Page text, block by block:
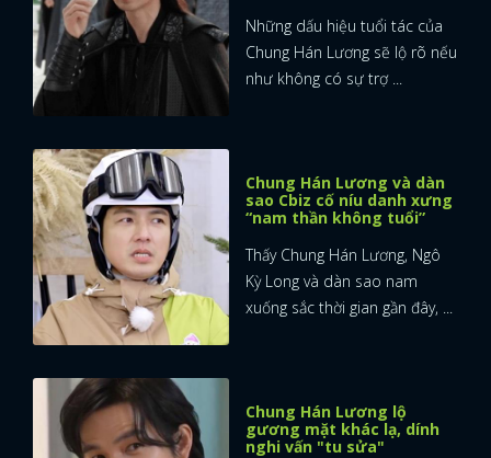
Những dấu hiệu tuổi tác của
Chung Hán Lương sẽ lộ rõ nếu
như không có sự trợ ...
Chung Hán Lương và dàn
sao Cbiz cố níu danh xưng
“nam thần không tuổi”
Thấy Chung Hán Lương, Ngô
Kỳ Long và dàn sao nam
xuống sắc thời gian gần đây, ...
Chung Hán Lương lộ
gương mặt khác lạ, dính
nghi vấn "tu sửa"